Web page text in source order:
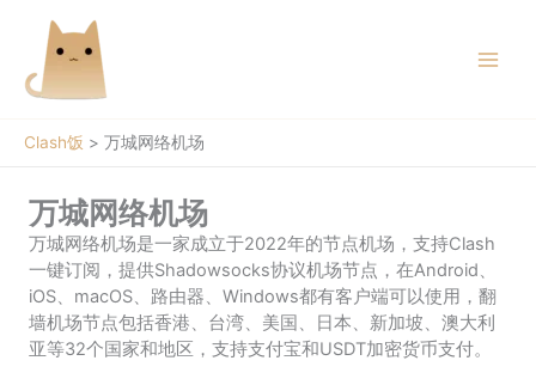
Clash饭 > 万城网络机场
万城网络机场
万城网络机场是一家成立于2022年的节点机场，支持Clash
一键订阅，提供Shadowsocks协议机场节点，在Android、
iOS、macOS、路由器、Windows都有客户端可以使用，翻
墙机场节点包括香港、台湾、美国、日本、新加坡、澳大利
亚等32个国家和地区，支持支付宝和USDT加密货币支付。